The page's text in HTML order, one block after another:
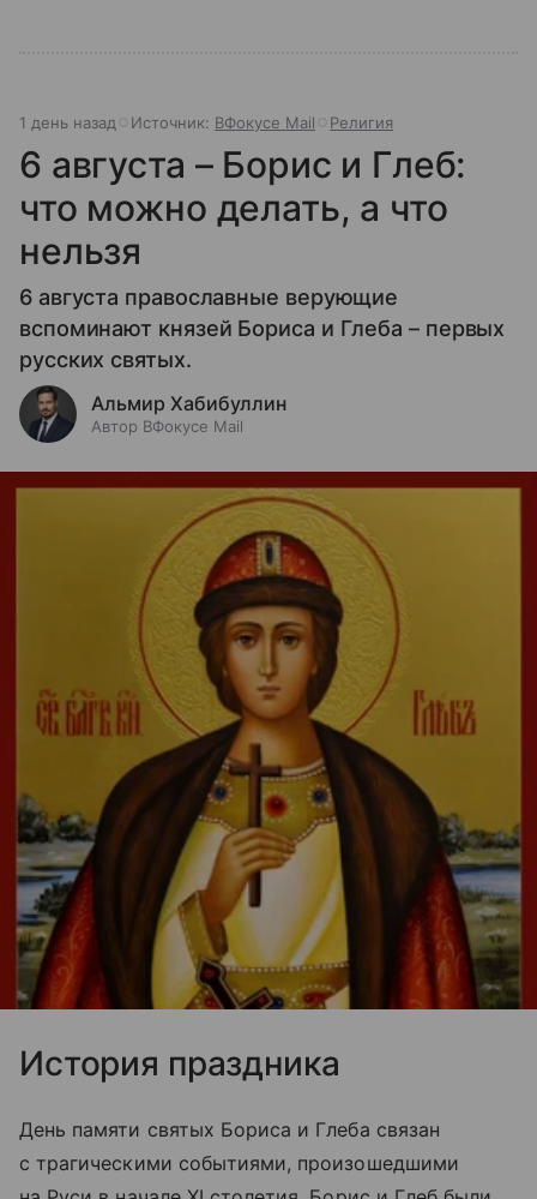
1 день назад Источник: ВФокусе Mail Религия
6 августа – Борис и Глеб:
что можно делать, а что
нельзя
6 августа православные верующие
вспоминают князей Бориса и Глеба – первых
русских святых.
Альмир Хабибуллин
Автор ВФокусе Mail
История праздника
День памяти святых Бориса и Глеба связан
с трагическими событиями, произошедшими